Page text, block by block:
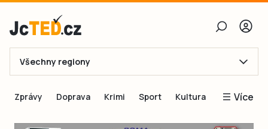
E-mail
Všechny regiony
Zprávy Doprava Krimi Sport Kultura Více
Blogy